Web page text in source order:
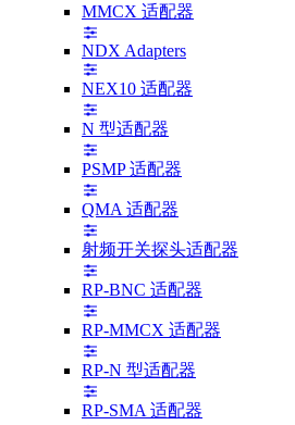
MMCX 适配器
NDX Adapters
NEX10 适配器
N 型适配器
PSMP 适配器
QMA 适配器
射频开关探头适配器
RP-BNC 适配器
RP-MMCX 适配器
RP-N 型适配器
RP-SMA 适配器